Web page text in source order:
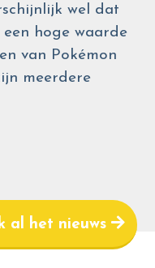
wel dat
een hoge waarde
van Pokémon
meerdere
al het nieuws